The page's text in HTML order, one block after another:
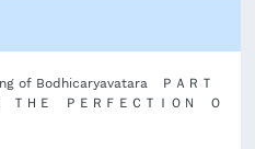
of Bodhicaryavatara ＰＡＲＴ
ＴＨＥ ＰＥＲＦＥＣＴＩＯＮ Ｏ